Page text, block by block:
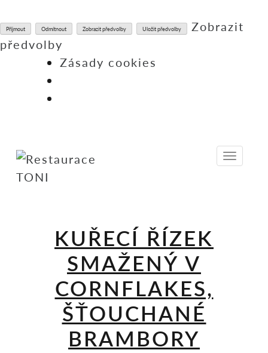
Příjmout Odmítnout Zobrazit předvolby Uložit předvolby
Zobrazit
předvolby
Zásady cookies
content
Menu
KUŘECÍ ŘÍZEK
SMAŽENÝ V
CORNFLAKES,
ŠŤOUCHANÉ
BRAMBORY